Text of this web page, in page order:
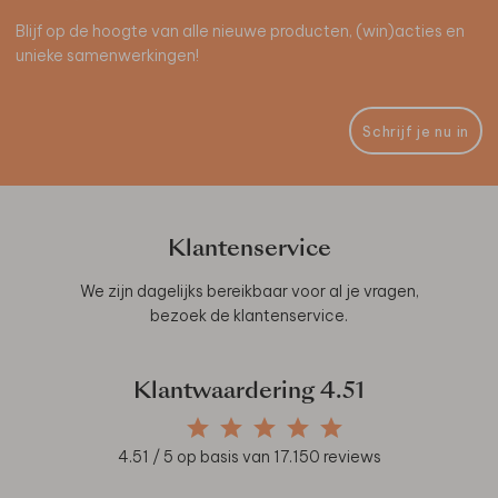
Blijf op de hoogte van alle nieuwe producten, (win)acties en
unieke samenwerkingen!
Schrijf je nu in
Klantenservice
We zijn dagelijks bereikbaar voor al je vragen,
bezoek de klantenservice.
Klantwaardering 4.51
4.51 / 5 op basis van 17.150 reviews